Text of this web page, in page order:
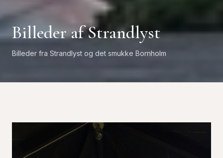
Billeder af Strandlyst
Billeder fra Strandlyst og det smukke Bornholm